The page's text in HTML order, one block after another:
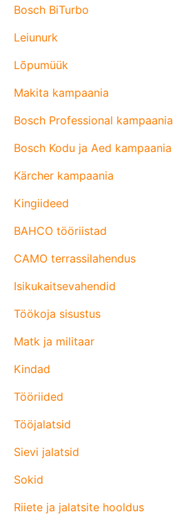
Bosch BiTurbo
Leiunurk
Lõpumüük
Makita kampaania
Bosch Professional kampaania
Bosch Kodu ja Aed kampaania
Kärcher kampaania
Kingiideed
BAHCO tööriistad
CAMO terrassilahendus
Isikukaitsevahendid
Töökoja sisustus
Matk ja militaar
Kindad
Tööriided
Tööjalatsid
Sievi jalatsid
Sokid
Riiete ja jalatsite hooldus